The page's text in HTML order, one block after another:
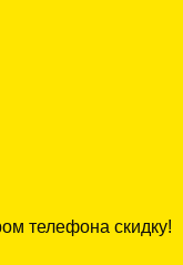
телефона скидку!